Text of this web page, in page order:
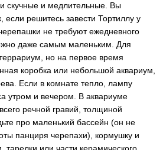
скучные и медлительные. Вы
если решитесь завести Тортиллу у
не требуют ежедневного
даже самым маленьким. Для
но на первое время
коробка или небольшой аквариум,
Если в комнате тепло, лампу
утром и вечером. В аквариуме
речной гравий, толщиной
про маленький бассейн (он не
панциря черепахи), кормушку и